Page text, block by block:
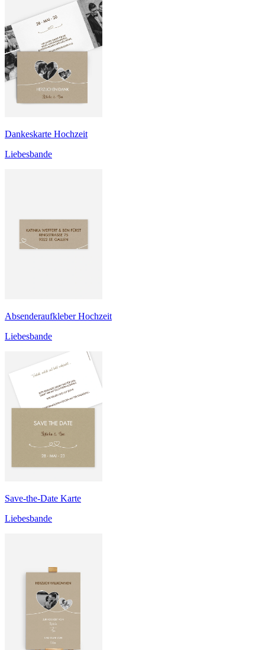
Dankeskarte Hochzeit
Liebesbande
Absenderaufkleber Hochzeit
Liebesbande
Save-the-Date Karte
Liebesbande